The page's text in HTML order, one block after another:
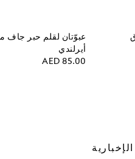
عبوّتان لقلم حبر
أيرلندي
AED 85.00